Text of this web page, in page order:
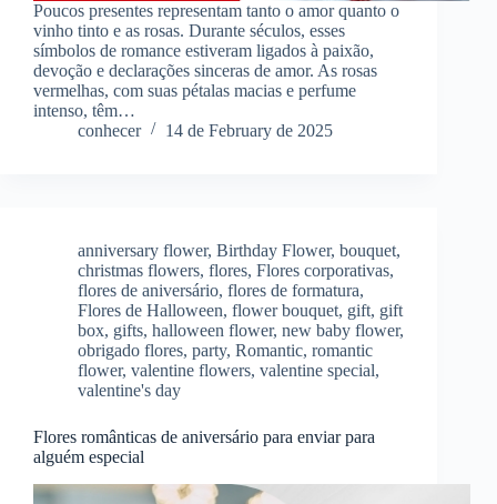
Poucos presentes representam tanto o amor quanto o
vinho tinto e as rosas. Durante séculos, esses
símbolos de romance estiveram ligados à paixão,
devoção e declarações sinceras de amor. As rosas
vermelhas, com suas pétalas macias e perfume
intenso, têm…
conhecer
14 de February de 2025
anniversary flower, Birthday Flower, bouquet,
christmas flowers, flores, Flores corporativas,
flores de aniversário, flores de formatura,
Flores de Halloween, flower bouquet, gift, gift
box, gifts, halloween flower, new baby flower,
obrigado flores, party, Romantic, romantic
flower, valentine flowers, valentine special,
valentine's day
Flores românticas de aniversário para enviar para
alguém especial